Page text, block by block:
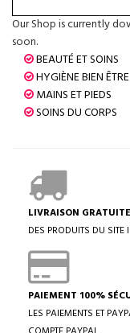
Our Shop is currently
soon.
BEAUTÉ ET SOINS
HYGIÈNE BIEN ÊTRE
MAINS ET PIEDS
SOINS DU CORPS
LIVRAISON
DES PRODUITS DU
PAIEMENT 100%
LES PAIEMENTS ET